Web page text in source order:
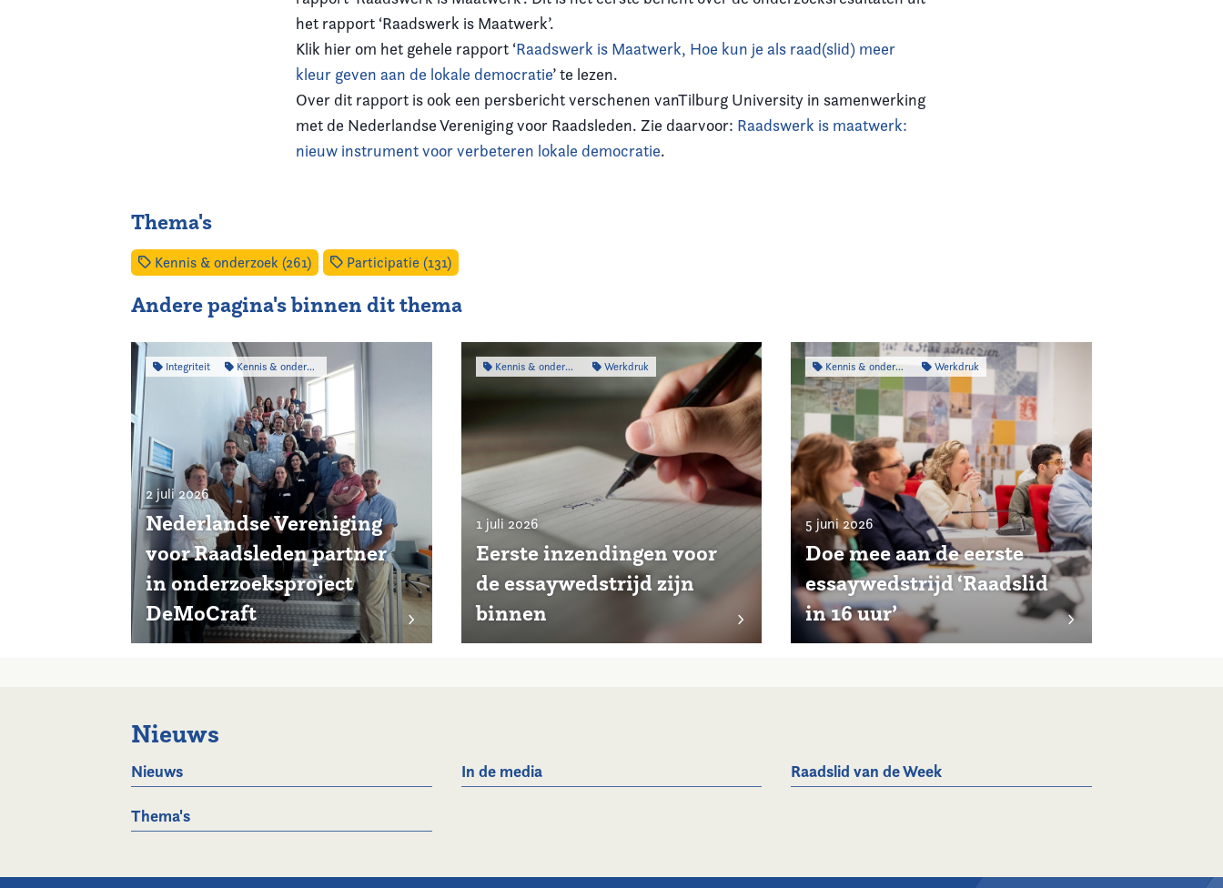
het rapport ‘Raadswerk is Maatwerk’.
Klik hier om het gehele rapport ‘Raadswerk is Maatwerk, Hoe kun je als raad(slid) meer
kleur geven aan de lokale democratie’ te lezen.
Over dit rapport is ook een persbericht verschenen vanTilburg University in samenwerking
met de Nederlandse Vereniging voor Raadsleden. Zie daarvoor: Raadswerk is maatwerk:
nieuw instrument voor verbeteren lokale democratie.
Thema's
Kennis & onderzoek (261) Participatie (131)
Andere pagina's binnen dit thema
Integriteit Kennis & onderzoek
2 juli 2026
Nederlandse Vereniging
voor Raadsleden partner
in onderzoeksproject
DeMoCraft
Kennis & onderzoek Werkdruk
1 juli 2026
Eerste inzendingen voor
de essaywedstrijd zijn
binnen
Kennis & onderzoek Werkdruk
5 juni 2026
Doe mee aan de eerste
essaywedstrijd ‘Raadslid
in 16 uur’
Nieuws
Nieuws In de media Raadslid van de Week
Thema's